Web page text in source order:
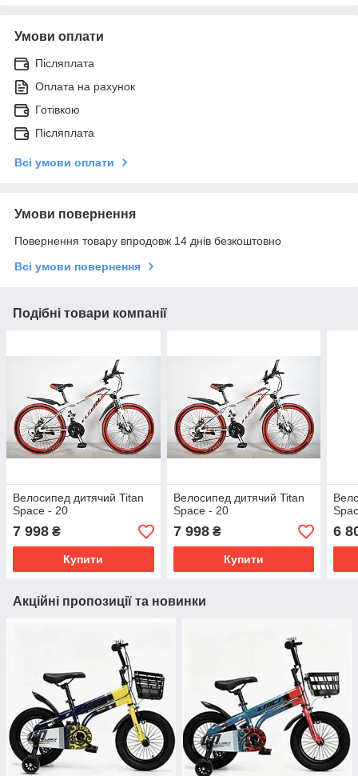
Умови оплати
Післяплата
Оплата на рахунок
Готівкою
Післяплата
Всі умови оплати
Умови повернення
Повернення товару впродовж 14 днів безкоштовно
Всі умови повернення
Подібні товари компанії
Велосипед дитячий Titan
Space - 20
7 998 ₴
Купити
Велосипед дитячий Titan
Space - 20
7 998₴
Купити
6
Акційні пропозиції та новинки